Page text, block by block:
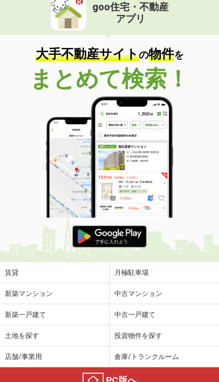
goo住宅・不動産
アプリ
大手不動産サイトの物件を
まとめて検索！
賃貸 月極駐車場
新築マンション 中古マンション
新築一戸建て 中古一戸建て
土地を探す 投資物件を探す
店舗/事業用 倉庫/トランクルーム